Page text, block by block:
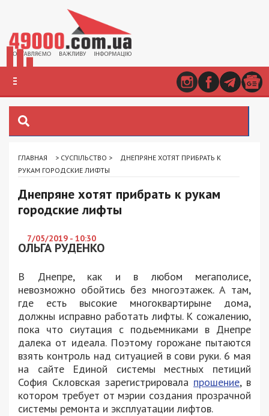
ГЛАВНАЯ > СУСПІЛЬСТВО >
ДНЕПРЯНЕ ХОТЯТ ПРИБРАТЬ К
РУКАМ ГОРОДСКИЕ ЛИФТЫ
Днепряне хотят прибрать к рукам
городские лифты
7/05/2019 - 10:30
ОЛЬГА РУДЕНКО
В Днепре, как и в любом мегаполисе,
невозможно обойтись без многоэтажек. А там,
где есть высокие многоквартирыне дома,
должны исправно работать лифты. К сожалению,
пока что сиутация с подьемниками в Днепре
далека от идеала. Поэтому горожане пытаются
взять контроль над ситуацией в сови руки. 6 мая
на сайте Единой системы местных петиций
София Скловская зарегистрировала прошение, в
котором требует от мэрии создания прозрачной
системы ремонта и эксплуатации лифтов.